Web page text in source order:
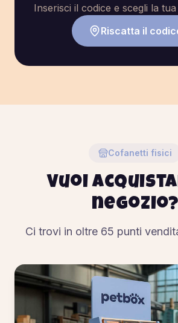
Inserisci il codice e scegli la
Riscatta il
Cofanetti fisici
Vuoi
negozio?
Ci trovi in oltre 65 punti